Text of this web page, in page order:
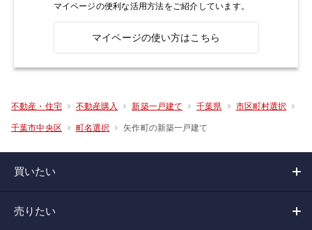
マイページの便利な活用方法をご紹介しています。
マイページの使い方はこちら
不動産・住宅 不動産購入 新築一戸建て 千葉県 市区町村選択
千葉市中央区 町名選択 矢作町の新築一戸建て
買いたい
売りたい